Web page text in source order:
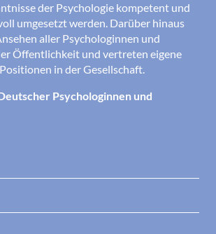
der Psychologie kompetent und
umgesetzt werden. Darüber hinaus
aller Psychologinnen und
Öffentlichkeit und vertreten eigene
in der Gesellschaft.
Psychologinnen und